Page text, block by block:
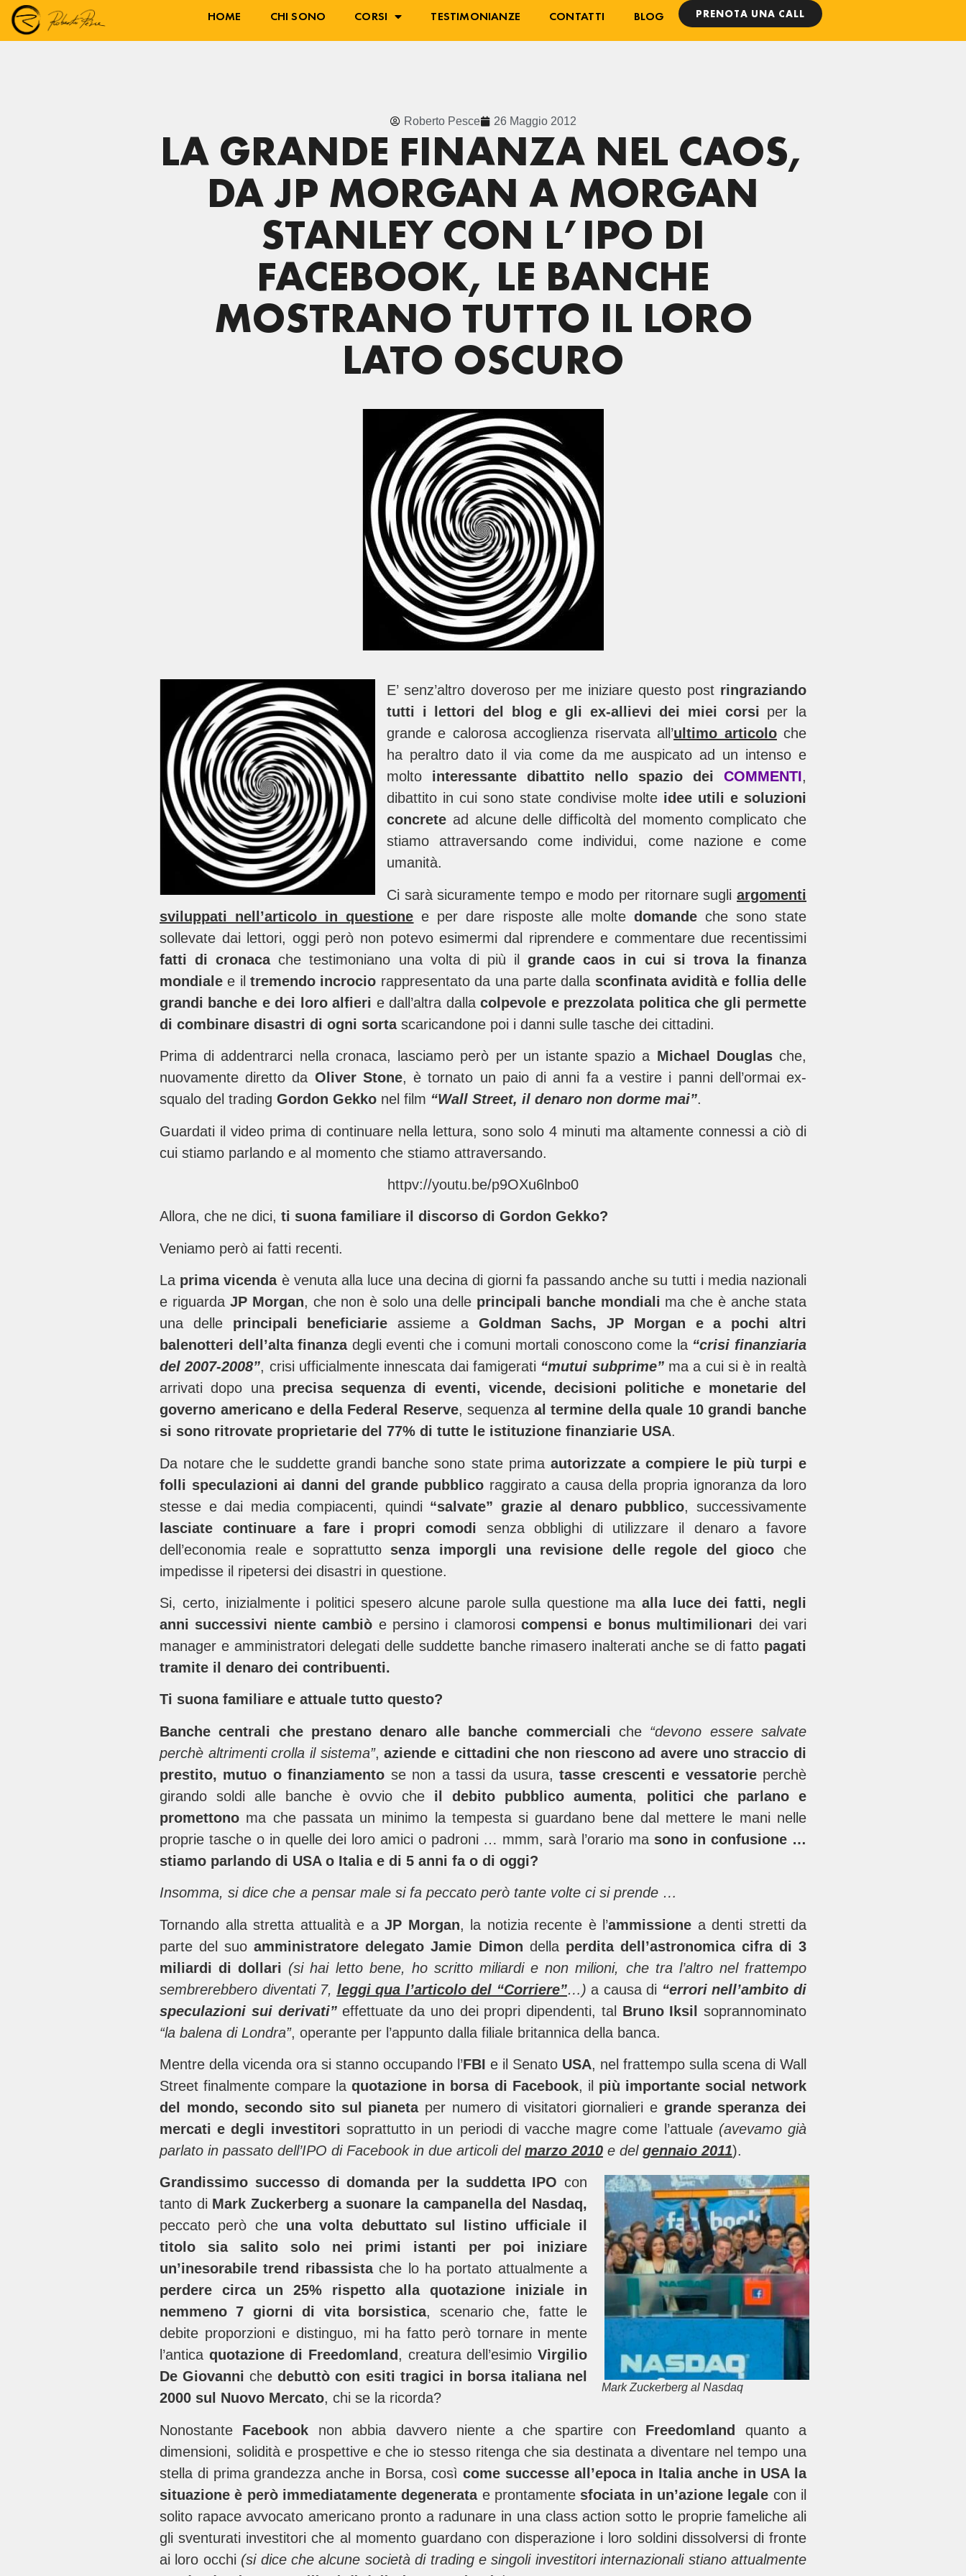
HOME CHI SONO CORSI TESTIMONIANZE CONTATTI BLOG PRENOTA UNA CALL
Roberto Pesce 26 Maggio 2012
LA GRANDE FINANZA NEL CAOS,
DA JP MORGAN A MORGAN
STANLEY CON L’IPO DI
FACEBOOK, LE BANCHE
MOSTRANO TUTTO IL LORO
LATO OSCURO
E’ senz’altro doveroso per me iniziare questo post ringraziando
tutti i lettori del blog e gli ex-allievi dei miei corsi per la
grande e calorosa accoglienza riservata all’ultimo articoloche
ha peraltro dato il via come da me auspicato ad un intenso e
molto interessante dibattito nello spazio dei COMMENTI,
dibattito in cui sono state condivise molte idee utili e soluzioni
concrete ad alcune delle difficoltà del momento complicato che
stiamo attraversando come individui, come nazione e come
umanità.
Ci sarà sicuramente tempo e modo per ritornare sugli argomenti
sviluppati nell’articolo in questione e per dare risposte alle molte domande che sono state
sollevate dai lettori, oggi però non potevo esimermi dal riprendere e commentare due recentissimi
fatti di cronacache testimoniano una volta di più ilgrande caos in cui si trova la finanza
mondiale e iltremendo incrocio rappresentato da una parte dalla sconfinata avidità e follia delle
grandi banche e dei loro alfieri e dall’altra dallacolpevole e prezzolata politica che gli permette
di combinare disastri di ogni sortascaricandone poi i danni sulle tasche dei cittadini.
Prima di addentrarci nella cronaca, lasciamo però per un istante spazio a Michael Douglasche,
nuovamente diretto da Oliver Stone, è tornato un paio di anni fa a vestire i panni dell’ormai ex-
squalo del trading Gordon Gekko nel film “Wall Street, il denaro non dorme mai”.
Guardati il video prima di continuare nella lettura, sono solo 4 minuti ma altamente connessi a ciò di
cui stiamo parlando e al momento che stiamo attraversando.
httpv://youtu.be/p9OXu6lnbo0
Allora, che ne dici, ti suona familiare il discorso di Gordon Gekko?
Veniamo però ai fatti recenti.
La prima vicendaè venuta alla luce una decina di giorni fa passando anche su tutti i media nazionali
e riguarda JP Morgan, che non è solo una delle principali banche mondiali ma che è anche stata
una delle principali beneficiarie assieme a Goldman Sachs, JP Morgan e a pochi altri
balenotteri dell’alta finanzadegli eventi che i comuni mortali conoscono come la “crisi finanziaria
del 2007-2008”, crisi ufficialmente innescata dai famigerati “mutui subprime”ma a cui si è in realtà
arrivati dopo una precisa sequenza di eventi, vicende, decisioni politiche e monetarie del
governo americano e della Federal Reserve, sequenza al termine della quale 10 grandi banche
si sono ritrovate proprietarie del 77% di tutte le istituzione finanziarie USA.
Da notare che le suddette grandi banche sono state prima autorizzate a compiere le più turpi e
folli speculazioni ai danni del grande pubblicoraggirato a causa della propria ignoranza da loro
stesse e dai media compiacenti, quindi “salvate” grazie al denaro pubblico, successivamente
lasciate continuare a fare i propri comodi senza obblighi di utilizzare il denaro a favore
dell’economia reale e soprattutto senza imporgli una revisione delle regole del gioco che
impedisse il ripetersi dei disastri in questione.
Si, certo, inizialmente i politici spesero alcune parole sulla questione ma alla luce dei fatti, negli
anni successivi niente cambiò e persino i clamorosicompensi e bonus multimilionari dei vari
manager e amministratori delegati delle suddette banche rimasero inalterati anche se di fatto pagati
tramite il denaro dei contribuenti.
Ti suona familiare e attuale tutto questo?
Banche centrali che prestano denaro alle banche commerciali che “devono essere salvate
perchè altrimenti crolla il sistema”,aziende e cittadini che non riescono ad avere uno straccio di
prestito, mutuo o finanziamento se non a tassi da usura,tasse crescenti e vessatorieperchè
girando soldi alle banche è ovvio che il debito pubblico aumenta, politici che parlano e
promettono ma che passata un minimo la tempesta si guardano bene dal mettere le mani nelle
proprie tasche o in quelle dei loro amici o padroni … mmm, sarà l’orario ma sono in confusione …
stiamo parlando di USA o Italia e di 5 anni fa o di oggi?
Insomma, si dice che a pensar male si fa peccato però tante volte ci si prende …
Tornando alla stretta attualità e a JP Morgan, la notizia recente è l’ammissione a denti stretti da
parte del suoamministratore delegato Jamie Dimon della perdita dell’astronomica cifra di 3
miliardi di dollari (si hai letto bene, ho scritto miliardi e non milioni, che tra l’altro nel frattempo
sembrerebbero diventati 7, leggi qua l’articolo del “Corriere”…) a causa di “errori nell’ambito di
speculazioni sui derivati”effettuate da uno dei propri dipendenti, tal Bruno Iksil soprannominato
“la balena di Londra”, operante per l’appunto dalla filiale britannica della banca.
Mentre della vicenda ora si stanno occupando l’FBI e il Senato USA, nel frattempo sulla scena di Wall
Street finalmente compare laquotazione in borsa di Facebook, il più importante social network
del mondo, secondo sito sul pianetaper numero di visitatori giornalieri e grande speranza dei
mercati e degli investitori soprattutto in un periodi di vacche magre come l’attuale(avevamo già
parlato in passato dell’IPO di Facebook in due articoli del marzo 2010 e del gennaio 2011).
Mark Zuckerberg al Nasdaq
Grandissimo successo di domanda per la suddetta IPO con
tanto di Mark Zuckerberg a suonare la campanella del Nasdaq,
peccato però che una volta debuttato sul listino ufficiale il
titolo sia salito solo nei primi istanti per poi iniziare
un’inesorabile trend ribassistache lo ha portato attualmente a
perdere circa un 25% rispetto alla quotazione iniziale in
nemmeno 7 giorni di vita borsistica, scenario che, fatte le
debite proporzioni e distinguo, mi ha fatto però tornare in mente
l’antica quotazione di Freedomland , creatura dell’esimioVirgilio
De Giovanni chedebuttò con esiti tragici in borsa italiana nel
2000 sul Nuovo Mercato, chi se la ricorda?
Nonostante Facebook non abbia davvero niente a che spartire con Freedomland quanto a
dimensioni, solidità e prospettive e che io stesso ritenga che sia destinata a diventare nel tempo una
stella di prima grandezza anche in Borsa, così come successe all’epoca in Italia anche in USA la
situazione è però immediatamente degeneratae prontamente sfociata in un’azione legale con il
solito rapace avvocato americano pronto a radunare in una class action sotto le proprie fameliche ali
gli sventurati investitori che al momento guardano con disperazione i loro soldini dissolversi di fronte
ai loro occhi (si dice che alcune società di trading e singoli investitori internazionali stiano attualmente